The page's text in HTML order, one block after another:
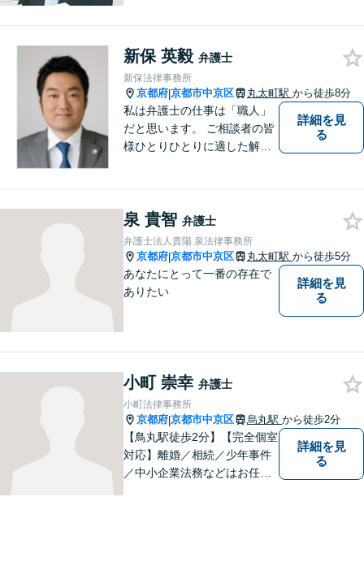
新保 英毅 弁護士
新保法律事務所
京都府|京都市中京区 丸太町駅 から徒歩8分
私は弁護士の仕事は「職人」
だと思います。 ご相談者の皆
様ひとりひとりに適した解決
詳細を見
る
泉 貴智 弁護士
弁護士法人貴陽 泉法律事務所
京都府|京都市中京区 丸太町駅 から徒歩5分
あなたにとって一番の存在で
ありたい
詳細を見
る
小町 崇幸 弁護士
小町法律事務所
京都府|京都市中京区 烏丸駅 から徒歩2分
【鳥丸駅徒歩2分】【完全個室
対応】離婚／相続／少年事件
／中小企業法務などはお任せ
詳細を見
る